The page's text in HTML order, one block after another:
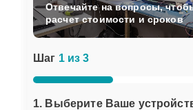
Шаг 1 из 3
1. Выберите Ваше
Отвечайте на вопросы,
расчет стоимости и сроков